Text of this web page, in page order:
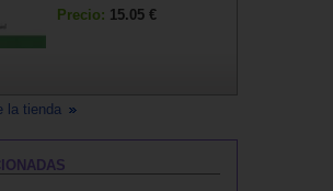
Precio: 15.05 €
la tienda